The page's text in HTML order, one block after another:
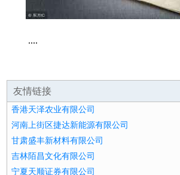
....
友情链接
香港天泽农业有限公司
河南上街区捷达新能源有限公司
甘肃盛丰新材料有限公司
吉林陌昌文化有限公司
宁夏天顺证券有限公司